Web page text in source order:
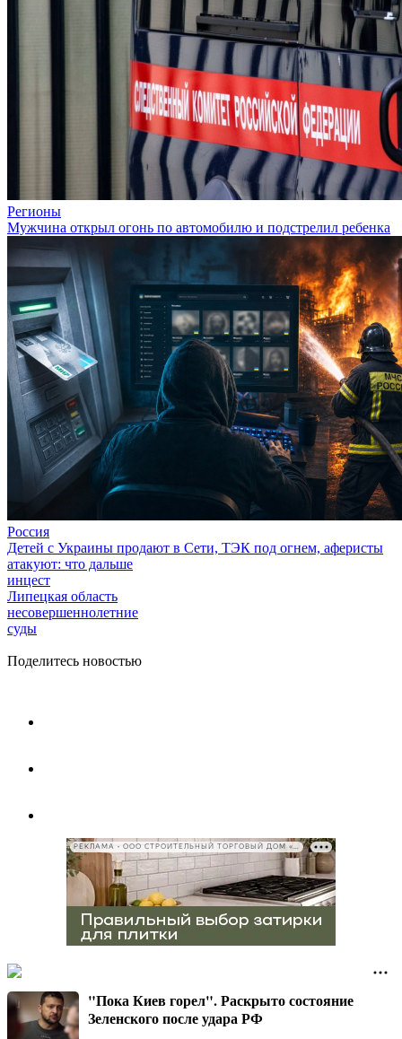
Регионы
Мужчина открыл огонь по автомобилю и подстрелил ребенка
Россия
Детей с Украины продают в Сети, ТЭК под огнем, аферисты
атакуют: что дальше
инцест
Липецкая область
несовершеннолетние
суды
Поделитесь новостью
РЕКЛАМА • ООО СТРОИТЕЛЬНЫЙ ТОРГОВЫЙ ДОМ «ПЕТРОВИЧ», ИНН 7802348846
"Пока Киев горел". Раскрыто состояние
Зеленского после удара РФ